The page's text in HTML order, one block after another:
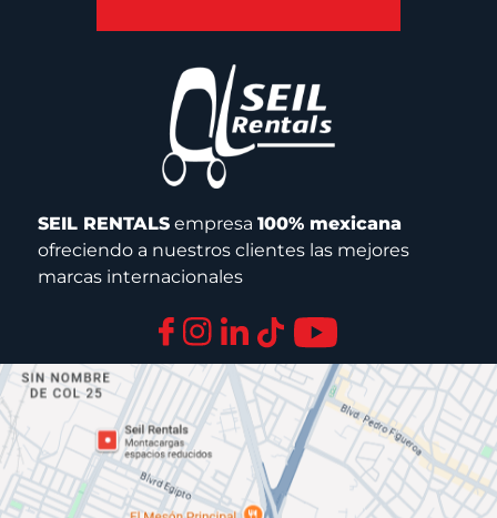
SEIL RENTALSempresa 100% mexicana
ofreciendo a nuestros clientes las mejores
marcas internacionales